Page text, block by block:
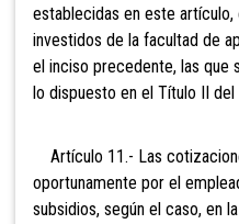
establecidas en este
investidos de la facultad de
el inciso precedente, las que
lo dispuesto en el Título II del
Artículo 11.- Las
oportunamente por el
subsidios, según el caso, en